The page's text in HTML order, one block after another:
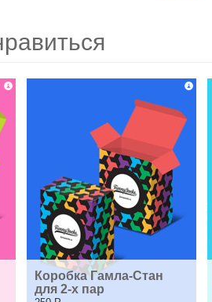
Коробка Гамла-Стан
для 2-х пар